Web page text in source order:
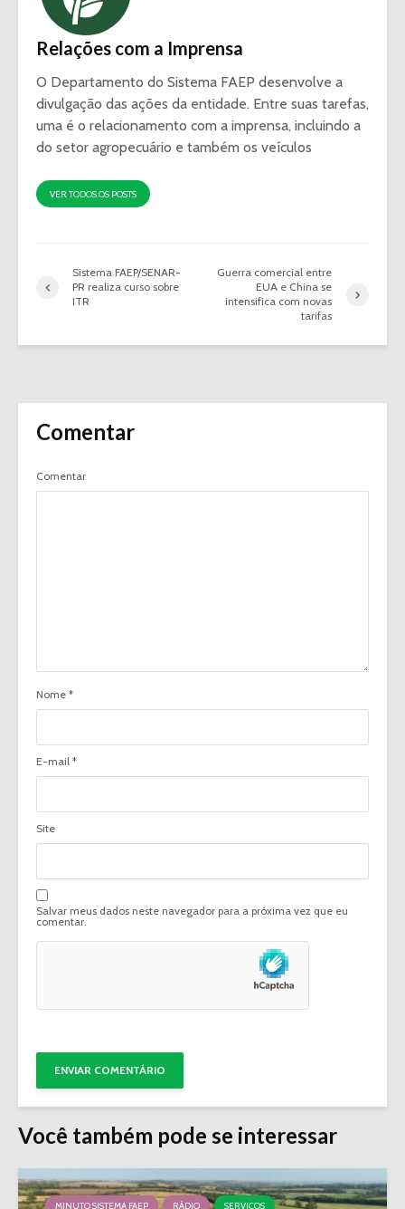
Relações com a Imprensa
O Departamento do Sistema FAEP desenvolve a
divulgação das ações da entidade. Entre suas tarefas,
uma é o relacionamento com a imprensa, incluindo a
do setor agropecuário e também os veículos
VER TODOS OS POSTS
Sistema FAEP/SENAR-
PR realiza curso sobre
ITR
Guerra comercial entre
EUA e China se
intensifica com novas
tarifas
Comentar
Comentar
Nome *
E-mail *
Site
Salvar meus dados neste navegador para a próxima vez que eu
comentar.
Você também pode se interessar
MINUTO SISTEMA FAEP RÁDIO SERVIÇOS